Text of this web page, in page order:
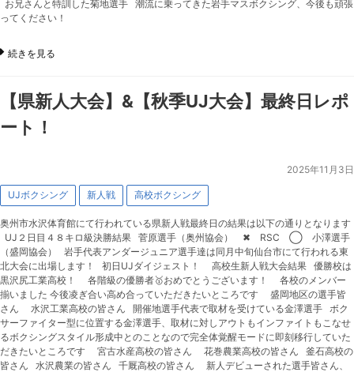
お兄さんと特訓した菊地選手 潮流に乗ってきた岩手マスボクシング、今後も頑張
ってください！
続きを見る
【県新人大会】&【秋季UJ大会】最終日レポ
ート！
2025年11月3日
UJボクシング 新人戦 高校ボクシング
奥州市水沢体育館にて行われている県新人戦最終日の結果は以下の通りとなります
UJ２日目４８キロ級決勝結果 菅原選手（奥州協会） ✖︎ RSC ◯ 小澤選手
（盛岡協会） 岩手代表アンダージュニア選手達は同月中旬仙台市にて行われる東
北大会に出場します！ 初日UJダイジェスト！ 高校生新人戦大会結果 優勝校は
黒沢尻工業高校！ 各階級の優勝者🥇おめでとうございます！ 各校のメンバー
揃いました 今後凌ぎ合い高め合っていただきたいところです 盛岡地区の選手皆
さん 水沢工業高校の皆さん 開催地選手代表で取材を受けている金澤選手 ボク
サーファイター型に位置する金澤選手、取材に対しアウトもインファイトもこなせ
るボクシングスタイル形成中とのことなので完全体覚醒モードに即刻移行していた
だきたいところです 宮古水産高校の皆さん 花巻農業高校の皆さん 釜石高校の
皆さん 水沢農業の皆さん 千厩高校の皆さん 新人デビューされた選手皆さん、